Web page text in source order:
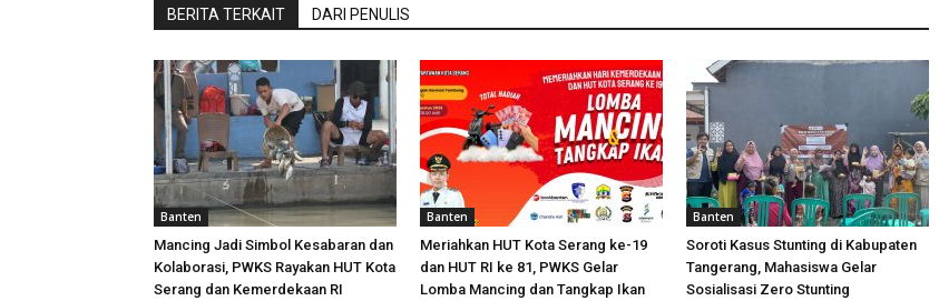
BERITA TERKAIT DARI PENULIS
Banten
Mancing Jadi Simbol Kesabaran dan
Kolaborasi, PWKS Rayakan HUT Kota
Serang dan Kemerdekaan RI
Banten
Meriahkan HUT Kota Serang ke-19
dan HUT RI ke 81, PWKS Gelar
Lomba Mancing dan Tangkap Ikan
Banten
Soroti Kasus Stunting di Kabupaten
Tangerang, Mahasiswa Gelar
Sosialisasi Zero Stunting